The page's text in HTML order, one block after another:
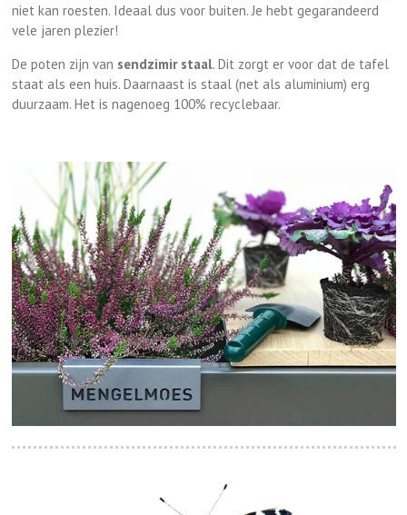
niet kan roesten. Ideaal dus voor buiten. Je hebt gegarandeerd
vele jaren plezier!
De poten zijn van sendzimir staal. Dit zorgt er voor dat de tafel
staat als een huis. Daarnaast is staal (net als aluminium) erg
duurzaam. Het is nagenoeg 100% recyclebaar.